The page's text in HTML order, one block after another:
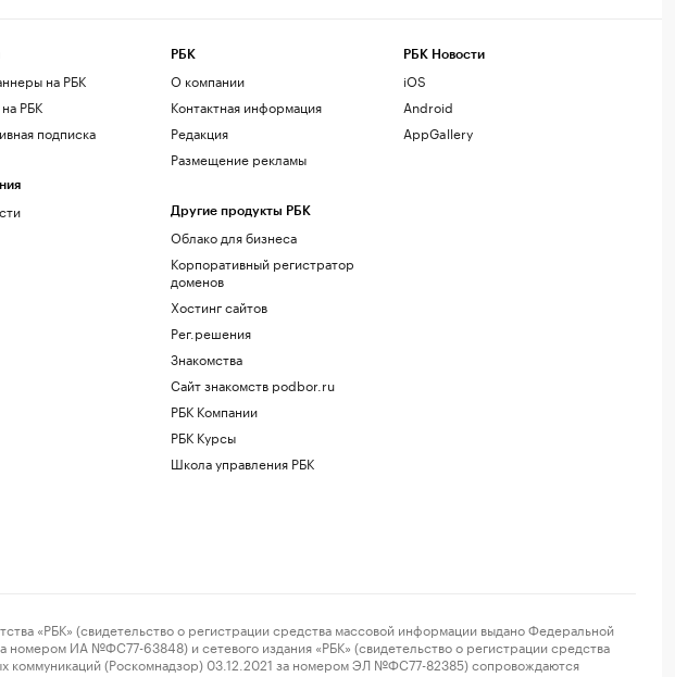
на РБК
РБК
подписка
РБК
О компании
Контактная информация
Редакция
Размещение рекламы
Другие продукты РБК
Облако для бизнеса
Корпоративный регистратор
доменов
Хостинг сайтов
Рег.решения
Знакомства
Сайт знакомств podbor.ru
РБК Компании
РБК Курсы
Школа управления РБК
РБК Новости
iOS
Android
AppGallery
(свидетельство о регистрации средства массовой информации выдано Федеральной
ИА №ФС77-63848) и сетевого издания «РБК» (свидетельство о регистрации средства
коммуникаций (Роскомнадзор) 03.12.2021 за номером ЭЛ №ФС77-82385) сопровождаются